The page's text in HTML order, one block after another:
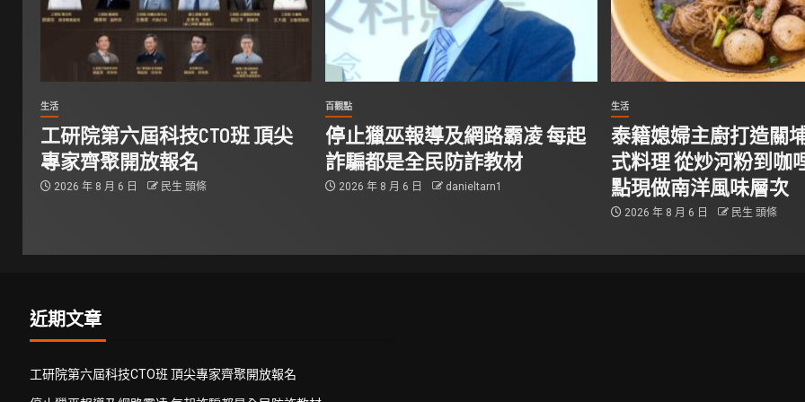
生活
工研院第六屆科技CTO班 頂尖
專家齊聚開放報名
2026 年 8 月 6 日 民生 頭條
百觀點
停止獵巫報導及網路霸凌 每起
詐騙都是全民防詐教材
2026 年 8 月 6 日 danieltarn1
生活
泰籍媳婦主廚打造關
式料理 從炒河粉到咖
點現做南洋風味層次
2026 年 8 月 6 日 民生 頭條
近期文章
工研院第六屆科技CTO班 頂尖專家齊聚開放報名